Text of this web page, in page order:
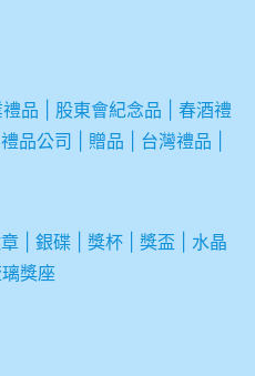
禮品 股東會紀念品
春酒禮
禮品公司 贈品 台灣禮品
銀碟 獎杯 獎盃
水晶
獎座